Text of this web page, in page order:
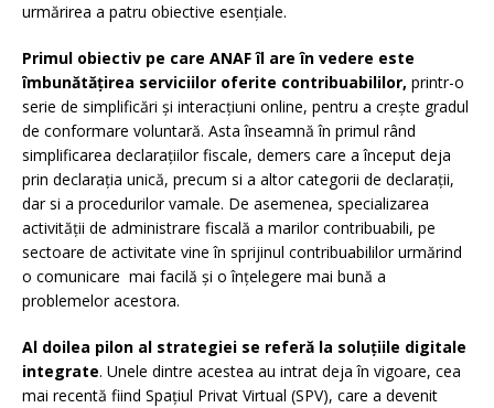
urmărirea a patru obiective esențiale.
Primul obiectiv pe care ANAF îl are în vedere este
îmbunătățirea serviciilor oferite contribuabililor, printr-o
serie de simplificări și interacțiuni online, pentru a crește gradul
de conformare voluntară. Asta înseamnă în primul rând
simplificarea declarațiilor fiscale, demers care a început deja
prin declarația unică, precum si a altor categorii de declarații,
dar si a procedurilor vamale. De asemenea, specializarea
activității de administrare fiscală a marilor contribuabili, pe
sectoare de activitate vine în sprijinul contribuabililor urmărind
o comunicare mai facilă și o înțelegere mai bună a
problemelor acestora.
Al doilea pilon al strategiei se referă la soluțiile digitale
integrate. Unele dintre acestea au intrat deja în vigoare, cea
mai recentă fiind Spațiul Privat Virtual (SPV), care a devenit